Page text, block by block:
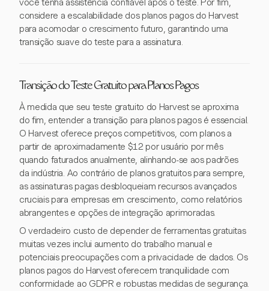
você tenha assistência confiável após o teste. Por fim,
considere a escalabilidade dos planos pagos do Harvest
para acomodar o crescimento futuro, garantindo uma
transição suave do teste para a assinatura.
Transição do Teste Gratuito para Planos Pagos
À medida que seu teste gratuito do Harvest se aproxima
do fim, entender a transição para planos pagos é essencial.
O Harvest oferece preços competitivos, com planos a
partir de aproximadamente $12 por usuário por mês
quando faturados anualmente, alinhando-se aos padrões
da indústria. Ao contrário de planos gratuitos para sempre,
as assinaturas pagas desbloqueiam recursos avançados
cruciais para empresas em crescimento, como relatórios
abrangentes e opções de integração aprimoradas.
O verdadeiro custo de depender de ferramentas gratuitas
muitas vezes inclui aumento do trabalho manual e
potenciais preocupações com a privacidade de dados. Os
planos pagos do Harvest oferecem tranquilidade com
conformidade ao GDPR e robustas medidas de segurança.